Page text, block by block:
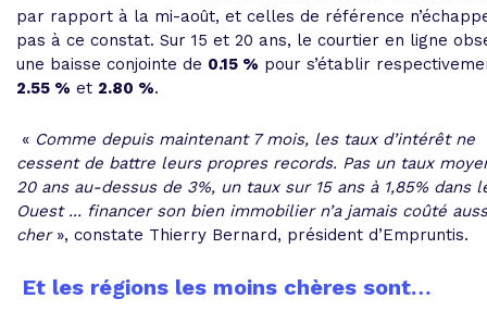
par rapport à la mi-août, et celles de référence
pas à ce constat. Sur 15 et 20 ans, le courtier en ligne
une baisse conjointe de 0.15 % pour s’établir
2.55 % et 2.80 %.
« Comme depuis maintenant 7 mois, les taux d’intérêt ne
cessent de battre leurs propres records. Pas un taux
20 ans au-dessus de 3%, un taux sur 15 ans à 1,85% dans
Ouest ... financer son bien immobilier n’a jamais coûté
cher », constate Thierry Bernard, président d’Empruntis.
Et les régions les moins chères sont…